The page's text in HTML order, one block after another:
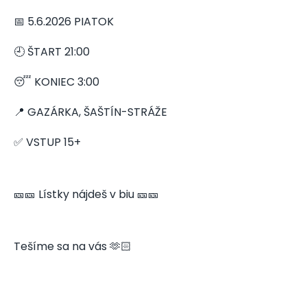
📅 5.6.2026 PIATOK
🕘 ŠTART 21:00
😴 KONIEC 3:00
📍 GAZÁRKA, ŠAŠTÍN-STRÁŽE
✅ VSTUP 15+
🎫🎫 Lístky nájdeš v biu 🎫🎫
Tešíme sa na vás 🫶🏻